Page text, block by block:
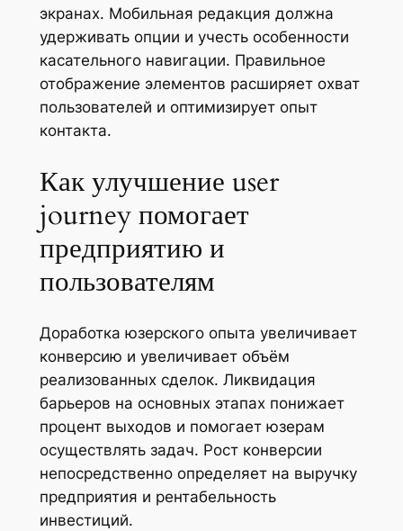
экранах. Мобильная редакция должна
удерживать опции и учесть особенности
касательного навигации. Правильное
отображение элементов расширяет охват
пользователей и оптимизирует опыт
контакта.
Как улучшение user
journey помогает
предприятию и
пользователям
Доработка юзерского опыта увеличивает
конверсию и увеличивает объём
реализованных сделок. Ликвидация
барьеров на основных этапах понижает
процент выходов и помогает юзерам
осуществлять задач. Рост конверсии
непосредственно определяет на выручку
предприятия и рентабельность
инвестиций.